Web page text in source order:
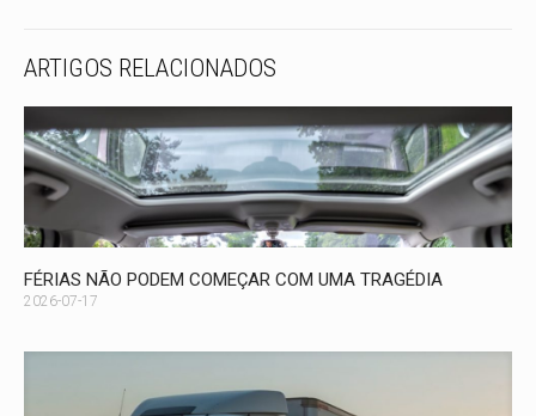
ARTIGOS RELACIONADOS
FÉRIAS NÃO PODEM COMEÇAR COM UMA TRAGÉDIA
2026-07-17